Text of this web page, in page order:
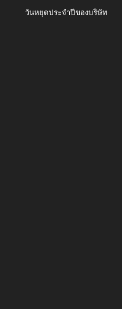
วันหยุดประจำปีของบริษัท